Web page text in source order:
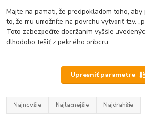
Majte na pamäti, že predpokladom toho,
to, že mu umožníte na povrchu vytvoriť tzv.
Toto zabezpečíte dodržaním vyššie
dlhodobo tešiť z pekného príboru.
Upresniť parametre
Najnovšie Najlacnejšie Najdrahšie